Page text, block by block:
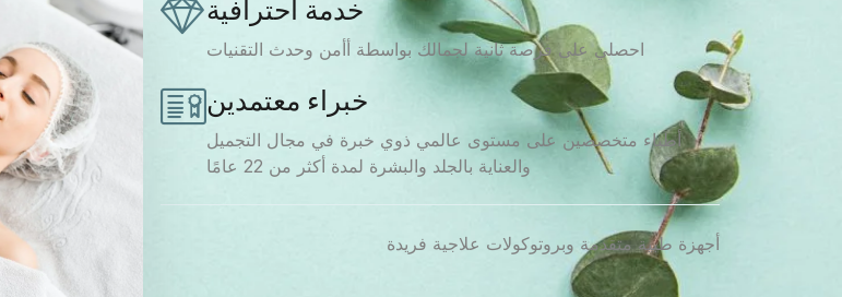
خدمة احترافية
احصلي على فرصة ثانية لجمالك بواسطة أأمن وحدث التقنيات
خبراء معتمدين
أطباء متخصصين على مستوى عالمي ذوي خبرة في مجال التجميل
والعناية بالجلد والبشرة لمدة أكثر من 22 عامًا
أجهزة طبية متقدمة وبروتوكولات علاجية فريدة